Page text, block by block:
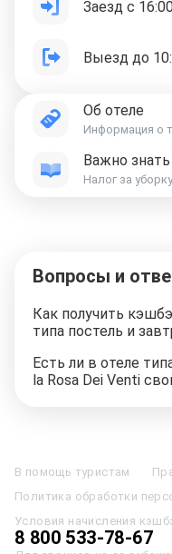
Заезд с
Выезд до
Об отеле
Информация о
Важно знать
Вопросы и
Как получить
типа постель и
Есть ли в отеле
la Rosa Dei Venti
Отели в КазаниОтели в
Отель ПрезидентОтель
Отель Гринвуд Отели в
Отель Измайлово Альфа
Отели в Абхазии
Отели в
В помощь туристам
Политика обработки
Условия начисления
8 800 533-78-67